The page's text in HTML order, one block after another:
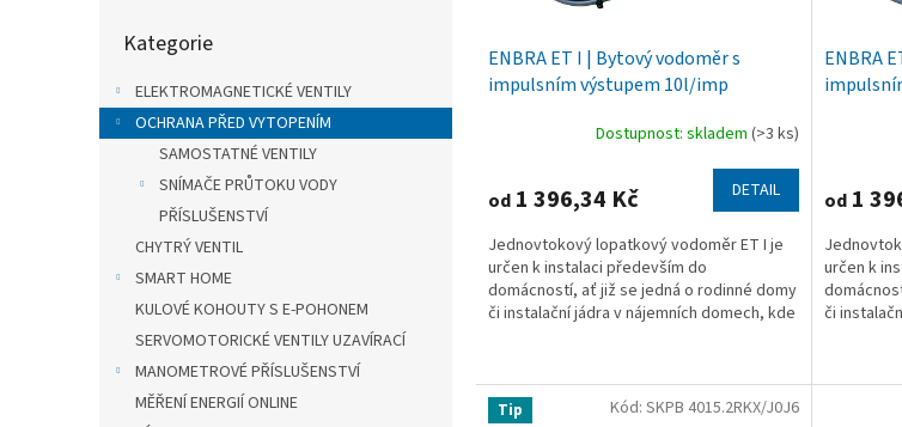
kategorie
Kategorie
ELEKTROMAGNETICKÉ VENTILY
OCHRANA PŘED VYTOPENÍM
SAMOSTATNÉ VENTILY
SNÍMAČE PRŮTOKU VODY
PŘÍSLUŠENSTVÍ
CHYTRÝ VENTIL
SMART HOME
KULOVÉ KOHOUTY S E-POHONEM
SERVOMOTORICKÉ VENTILY UZAVÍRACÍ
MANOMETROVÉ PŘÍSLUŠENSTVÍ
MĚŘENÍ ENERGIÍ ONLINE
ENBRA ET I | Bytový vodoměr s
impulsním výstupem 10l/imp
Dostupnost: skladem (>3 ks)
od 1 396,34 Kč DETAIL
Jednovtokový lopatkový vodoměr ET I je
určen k instalaci především do
domácností, ať již se jedná o rodinné domy
či instalační jádra v nájemních domech, kde
ENBRA
od1
určen k
či
Tip Kód: SKPB 4015.2RKX/J0J6